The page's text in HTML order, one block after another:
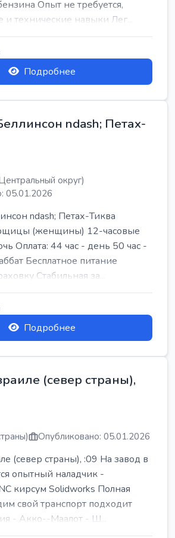
Опыт не требуется,
технические навыки Лег...
Подробнее
ndash; Петах-
округ)
05.01.2026
ndash; Петах-Тиква
(женщины) 12-часовые
Оплата: 44 час - день 50 час -
Бесплатное питание
Стабильная за...
Подробнее
(север страны),
Опубликовано: 05.01.2026
(север страны), :09 На завод в
опытный наладчик -
кирсум Solidworks Полная
свой транспорт подходит
- Акко--Маалот - Ш...